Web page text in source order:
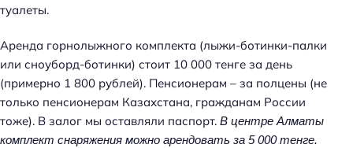
туалеты.
Аренда горнолыжного комплекта (лыжи-ботинки-палки
или сноуборд-ботинки) стоит 10 000 тенге за день
(примерно 1 800 рублей). Пенсионерам – за полцены (не
только пенсионерам Казахстана, гражданам России
тоже). В залог мы оставляли паспорт. В центре Алматы
комплект снаряжения можно арендовать за 5 000 тенге.